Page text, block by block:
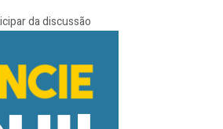
da discussão